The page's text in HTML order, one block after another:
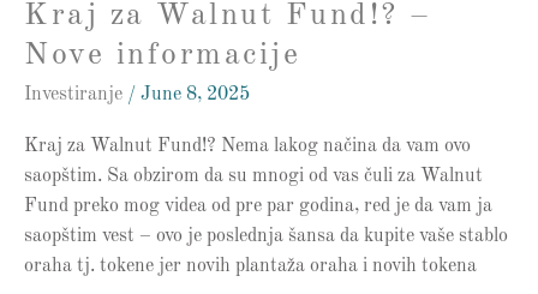
Kraj za Walnut Fund!? –
Nove informacije
Investiranje / June 8, 2025
Kraj za Walnut Fund!? Nema lakog načina da vam ovo
saopštim. Sa obzirom da su mnogi od vas čuli za Walnut
Fund preko mog videa od pre par godina, red je da vam ja
saopštim vest – ovo je poslednja šansa da kupite vaše stablo
oraha tj. tokene jer novih plantaža oraha i novih tokena